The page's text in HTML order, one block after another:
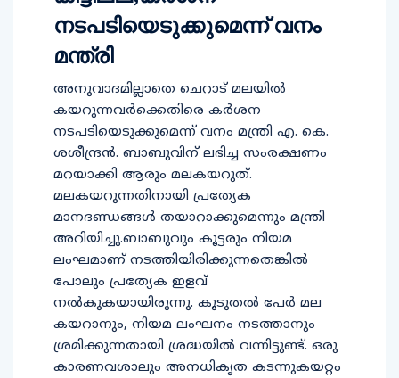
നടപടിയെടുക്കുമെന്ന് വനം
മന്ത്രി
അനുവാദമില്ലാതെ ചെറാട് മലയില്‍
കയറുന്നവര്‍ക്കെതിരെ കര്‍ശന
നടപടിയെടുക്കുമെന്ന് വനം മന്ത്രി എ. കെ.
ശശീന്ദ്രന്‍. ബാബുവിന് ലഭിച്ച സംരക്ഷണം
മറയാക്കി ആരും മലകയറുത്.
മലകയറുന്നതിനായി പ്രത്യേക
മാനദണ്ഡങ്ങള്‍ തയാറാക്കുമെന്നും മന്ത്രി
അറിയിച്ചു.ബാബുവും കൂട്ടരും നിയമ
ലംഘമാണ് നടത്തിയിരിക്കുന്നതെങ്കിൽ
പോലും പ്രത്യേക ഇളവ്
നൽകുകയായിരുന്നു. കൂടുതൽ പേർ മല
കയറാനും, നിയമ ലംഘനം നടത്താനും
ശ്രമിക്കുന്നതായി ശ്രദ്ധയിൽ വന്നിട്ടുണ്ട്. ഒരു
കാരണവശാലും അനധികൃത കടന്നുകയറ്റം